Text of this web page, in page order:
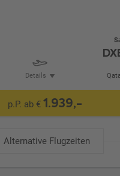
Details
p.P. ab €1.939,-
Alternative Flugzeiten